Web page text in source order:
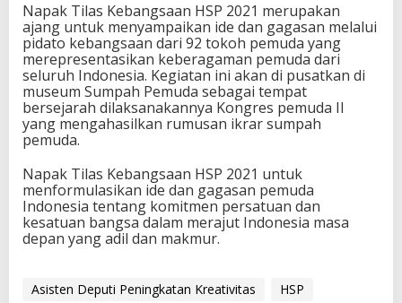
Napak Tilas Kebangsaan HSP 2021 merupakan
ajang untuk menyampaikan ide dan gagasan melalui
pidato kebangsaan dari 92 tokoh pemuda yang
merepresentasikan keberagaman pemuda dari
seluruh Indonesia. Kegiatan ini akan di pusatkan di
museum Sumpah Pemuda sebagai tempat
bersejarah dilaksanakannya Kongres pemuda II
yang mengahasilkan rumusan ikrar sumpah
pemuda.
Napak Tilas Kebangsaan HSP 2021 untuk
menformulasikan ide dan gagasan pemuda
Indonesia tentang komitmen persatuan dan
kesatuan bangsa dalam merajut Indonesia masa
depan yang adil dan makmur.
Asisten Deputi Peningkatan Kreativitas
HSP